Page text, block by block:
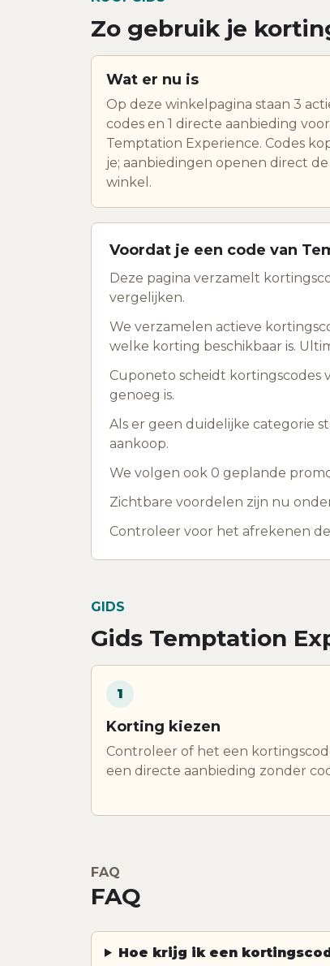
Zo gebruik je
Wat er nu is
Op deze winkelpagina staan 3
codes en 1 directe aanbieding voor
Temptation Experience. Codes
je; aanbiedingen openen direct de
winkel.
Voordat je een code van
Deze pagina verzamelt
vergelijken.
We verzamelen actieve
welke korting beschikbaar is.
Cuponeto scheidt kortingscodes
genoeg is.
Als er geen duidelijke categorie
aankoop.
We volgen ook 0 geplande
Zichtbare voordelen zijn nu
Controleer voor het afrekenen
GIDS
Gids Temptation
1
Korting kiezen
Controleer of het een
een directe aanbieding zonder
FAQ
FAQ
Hoe krijg ik een